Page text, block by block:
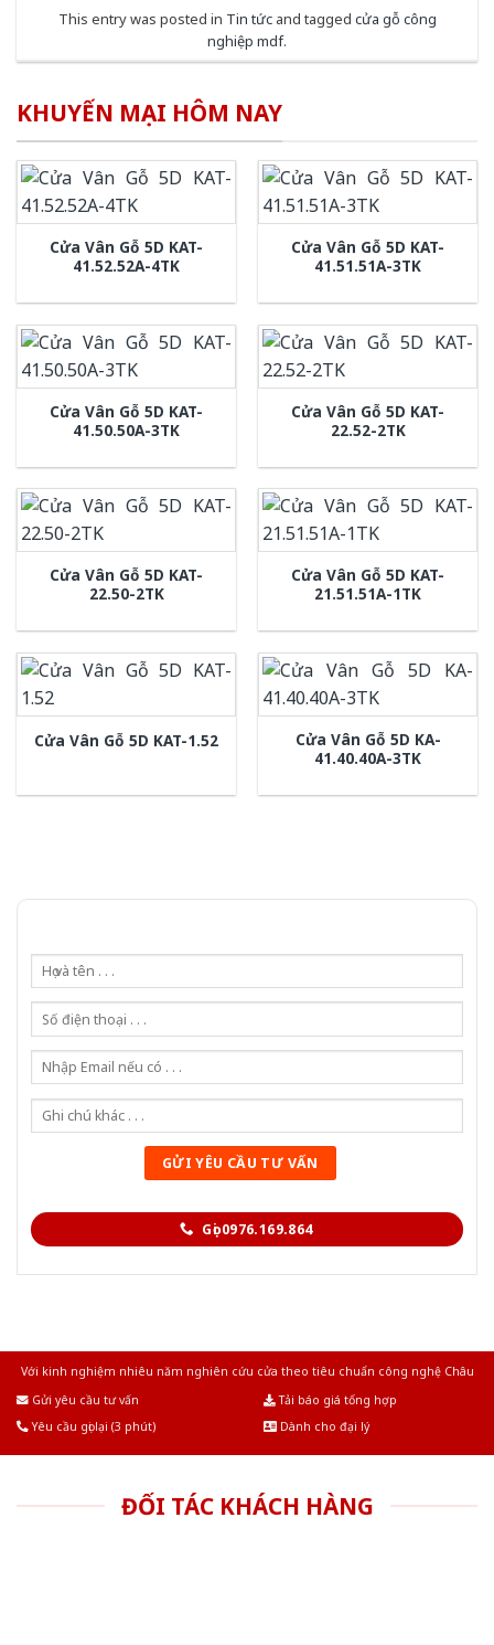
This entry was posted in Tin tứcand tagged cửa gỗ công
nghiệp mdf.
KHUYẾN MẠI HÔM NAY
Cửa Vân Gỗ 5D KAT-
41.52.52A-4TK
Cửa Vân Gỗ 5D KAT-
41.51.51A-3TK
Cửa Vân Gỗ 5D KAT-
41.50.50A-3TK
Cửa Vân Gỗ 5D KAT-
22.52-2TK
Cửa Vân Gỗ 5D KAT-
22.50-2TK
Cửa Vân Gỗ 5D KAT-
21.51.51A-1TK
Cửa Vân Gỗ 5D KAT-1.52
Cửa Vân Gỗ 5D KA-
41.40.40A-3TK
Gọi 0976.169.864
Với kinh nghiệm nhiêu năm nghiên cứu cửa theo tiêu chuẩn công nghệ Châu
Gửi yêu cầu tư vấn
Tải báo giá tổng hợp
Yêu cầu gọi lại (3 phút)
Dành cho đại lý
ĐỐI TÁC KHÁCH HÀNG